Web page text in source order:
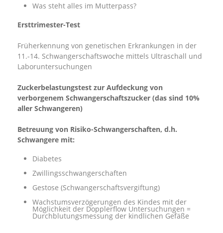
Was steht alles im Mutterpass?
Ersttrimester-Test
Früherkennung von genetischen Erkrankungen in der
11.-14. Schwangerschaftswoche mittels Ultraschall und
Laboruntersuchungen
Zuckerbelastungstest zur Aufdeckung von
verborgenem Schwangerschaftszucker (das sind 10%
aller Schwangeren)
Betreuung von Risiko-Schwangerschaften, d.h.
Schwangere mit:
Diabetes
Zwillingsschwangerschaften
Gestose (Schwangerschaftsvergiftung)
Wachstumsverzögerungen des Kindes mit der
Möglichkeit der Dopplerflow Untersuchungen =
Durchblutungsmessung der kindlichen Gefäße